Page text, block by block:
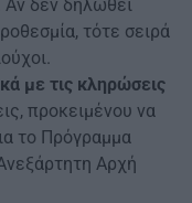
Αν δεν δηλωθεί
τότε σειρά
με τις κληρώσεις
προκειμένου να
το Πρόγραμμα
Αρχή